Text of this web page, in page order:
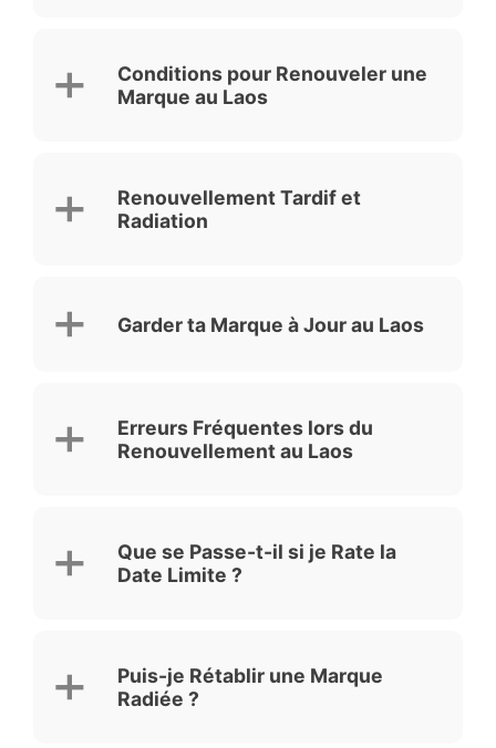
Conditions pour Renouveler une
Marque au Laos
Renouvellement Tardif et
Radiation
Garder ta Marque à Jour au Laos
Erreurs Fréquentes lors du
Renouvellement au Laos
Que se Passe-t-il si je Rate la
Date Limite ?
Puis-je Rétablir une Marque
Radiée ?